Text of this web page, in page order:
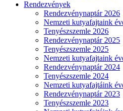
Rendezvények
Rendezvénynaptár 2026
Nemzeti kutyafajtaink
Tenyészszemle 2026
Rendezvénynaptár 2025
Tenyészszemle 2025
Nemzeti kutyafajtaink
Rendezvénynaptár 2024
Tenyészszemle 2024
Nemzeti kutyafajtáink
Rendezvénynaptár 2023
Tenyészszemle 2023